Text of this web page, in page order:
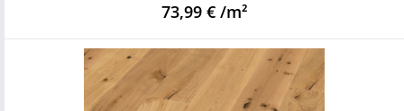
73,99 € /m²